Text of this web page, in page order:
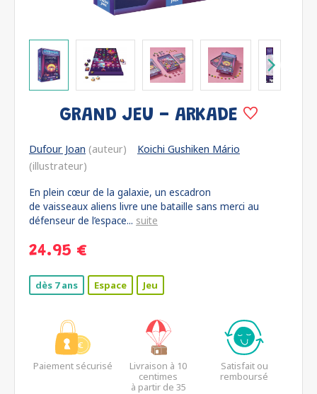
GRAND JEU - ARKADE
Dufour Joan (auteur)
Koichi Gushiken Mário
(illustrateur)
En plein cœur de la galaxie, un escadron
de vaisseaux aliens livre une bataille sans merci au
défenseur de l’espace... suite
24.95 €
dès 7 ans Espace Jeu
Paiement sécurisé
Livraison à 10
centimes
à partir de 35
Satisfait ou
remboursé